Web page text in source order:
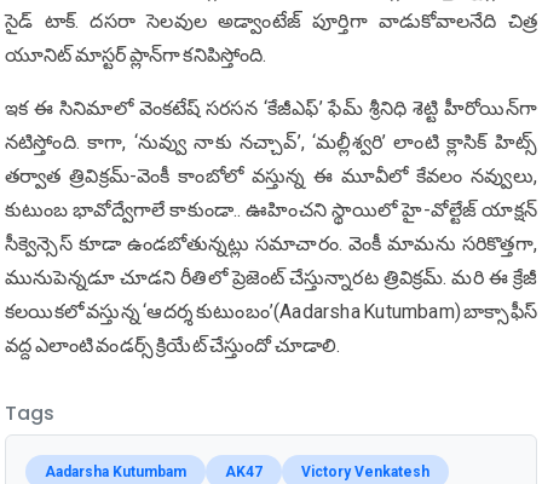
సైడ్ టాక్. దసరా సెలవుల అడ్వాంటేజ్ పూర్తిగా వాడుకోవాలనేది చిత్ర
యూనిట్ మాస్టర్ ప్లాన్‌గా కనిపిస్తోంది.
ఇక ఈ సినిమాలో వెంకటేష్ సరసన ‘కేజీఎఫ్’ ఫేమ్ శ్రీనిధి శెట్టి హీరోయిన్‌గా
నటిస్తోంది. కాగా, ‘నువ్వు నాకు నచ్చావ్’, ‘మల్లీశ్వరి’ లాంటి క్లాసిక్ హిట్స్
తర్వాత త్రివిక్ర‌మ్‌-వెంకీ కాంబోలో వస్తున్న ఈ మూవీలో కేవలం నవ్వులు,
కుటుంబ భావోద్వేగాలే కాకుండా.. ఊహించని స్థాయిలో హై-వోల్టేజ్ యాక్షన్
సీక్వెన్సెస్ కూడా ఉండబోతున్నట్లు సమాచారం. వెంకీ మామను సరికొత్తగా,
మునుపెన్నడూ చూడని రీతిలో ప్రెజెంట్ చేస్తున్నార‌ట త్రివిక్ర‌మ్‌. మ‌రి ఈ క్రేజీ
క‌ల‌యిక‌లో వ‌స్తున్న ‘ఆదర్శ కుటుంబం’(Aadarsha Kutumbam) బాక్సాఫీస్
వద్ద ఎలాంటి వండర్స్ క్రియేట్ చేస్తుందో చూడాలి.
Tags
Aadarsha Kutumbam AK47
Victory Venkatesh